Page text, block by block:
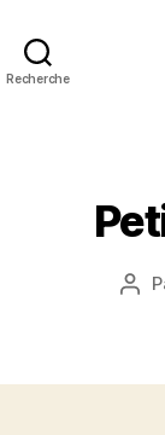
Recherche